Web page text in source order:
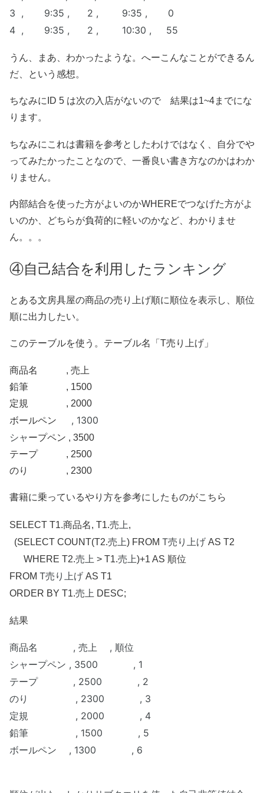
3 , 9:35 , 2 , 9:35 , 0
4 , 9:35 , 2 , 10:30 , 55
うん、まあ、わかったような。へーこんなことができるん
だ、という感想。
ちなみにID 5 は次の入店がないので 結果は1~4までにな
ります。
ちなみにこれは書籍を参考としたわけではなく、自分でや
ってみたかったことなので、一番良い書き方なのかはわか
りません。
内部結合を使った方がよいのかWHEREでつなげた方がよ
いのか、どちらが負荷的に軽いのかなど、わかりませ
ん。。。
④自己結合を利用した ランキング
とある文房具屋の商品の売り上げ順に順位を表示し、順位
順に出力したい。
このテーブルを使う。テーブル名「T売り上げ」
商品名 , 売上
鉛筆 , 1500
定規 , 2000
ボールペン
, 1300
シャープペン , 3500
テープ , 2500
のり , 2300
書籍に乗っているやり方を参考にしたものがこちら
SELECT T1.商品名, T1.売上,
(SELECT COUNT(T2.売上) FROM T売り上げ AS T2
WHERE T2.売上 > T1.売上)+1 AS 順位
FROM T売り上げ AS T1
ORDER BY T1.売上 DESC;
結果
商品名 , 売上 , 順位
シャープペン , 3500 , 1
テープ , 2500 , 2
のり , 2300 , 3
定規 , 2000 , 4
鉛筆 , 1500 , 5
ボールペン , 1300 , 6